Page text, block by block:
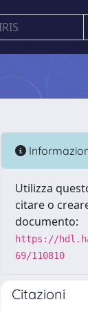
Utilizza
citare o
documento:
https://
69/110810
Citazioni